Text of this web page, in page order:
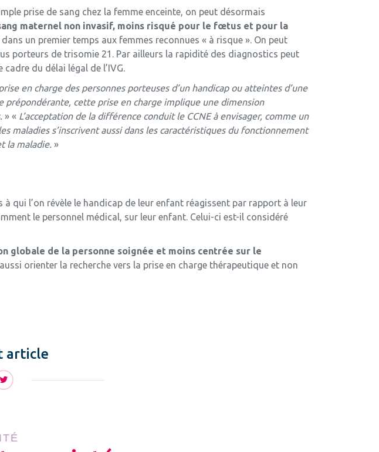
prise de sang chez la femme enceinte, on peut désormais
maternel non invasif, moins risqué pour le fœtus et pour la
un premier temps aux femmes reconnues « à risque ». On peut
porteurs de trisomie 21. Par ailleurs la rapidité des diagnostics peut
du délai légal de l’IVG.
en charge des personnes porteuses d’un handicap ou atteintes d’une
cette prise en charge implique une dimension
» « L’acceptation de la différence conduit le CCNE à envisager, comme un
s’inscrivent aussi dans les caractéristiques du fonctionnement
la maladie. »
à qui l’on révèle le handicap de leur enfant réagissent par rapport à leur
le personnel médical, sur leur enfant. Celui-ci est-il considéré
globale de la personne soignée et moins centrée sur le
orienter la recherche vers la prise en charge thérapeutique et non
article